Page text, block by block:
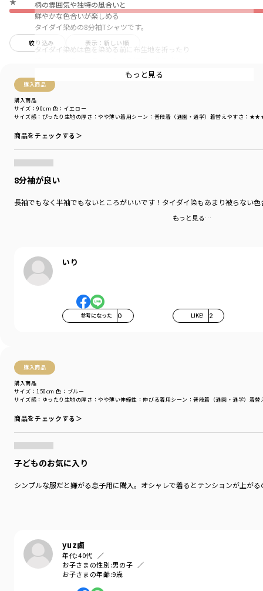
絞り込み 表示：新しい順
購入商品
購入商品
サイズ感 ：ぴったり 生地の厚さ ：やや薄い着用シーン ：普段着（通園・通学） 着替えやすさ ：
サイズ：90cm 色：イエロー
商品をチェックする＞
8分袖が良い
長袖でもなく半袖でもないところがいいです！タイダイ染もあまり被らない
もっと見る…
いり
参考になった 0 LIKE! 2
購入商品
購入商品
サイズ感 ：ゆったり 生地の厚さ ：やや薄い伸縮性 ：伸びる着用シーン ：普段着（通園・通学） 着替
サイズ：150cm 色：ブルー
商品をチェックする＞
子どものお気に入り
シンプルな服だと嫌がる息子用に購入。オシャレで着るとテンションが上が
yuz鹵
年代:40代
お子さまの性別:男の子
お子さまの年齢:9歳
柄の雰囲気や独特の風合いと
鮮やかな色合いが楽しめる
タイダイ染めの8分袖Tシャツです。
タイダイ染めは色を染める前に布生地を折ったり
手作業で染め上げることから、１点1点で
色の出方が違うのも特徴です。
■デザイン
360度おしゃれに見えるデザインで
立体的で抜け感のあるシルエットです。
袖丈は長袖よりも少し短く、8分袖のデザイン。
本体部分「綿100％」使用。
太めの糸で編まれているので丈夫で型崩れしにくい、
お洗濯にもぴったりの素材です。
伸縮性：あり
透け感：なし
サイズ：サイズ110
ブランド
シーズン
／アウトレット
カラー
／
性別タイプ
／BOY
商品番号
もっと見る